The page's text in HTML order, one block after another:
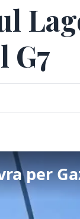
G7
per